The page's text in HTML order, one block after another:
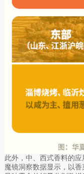
此外，中、西式香料的应
魔镜洞察数据显示，以